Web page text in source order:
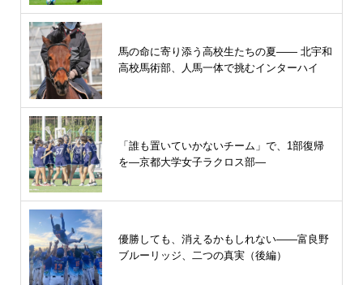
馬の命に寄り添う高校生たちの夏—— 北宇和
高校馬術部、人馬一体で挑むインターハイ
「誰も置いていかないチーム」で、1部復帰
を―京都大学女子ラクロス部―
優勝しても、消えるかもしれない――富良野
ブルーリッジ、二つの真実（後編）